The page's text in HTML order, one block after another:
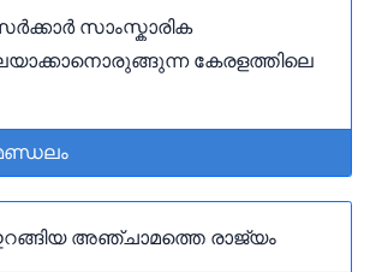
സാംസ്കാരിക
കേരളത്തിലെ
അഞ്ചാമത്തെ രാജ്യം